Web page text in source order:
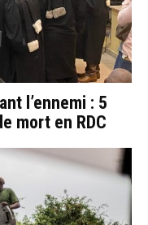
l’ennemi : 5
mort en RDC